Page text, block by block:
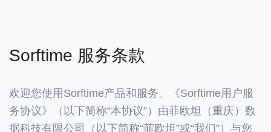
Sorftime 服务条款
欢迎您使用Sorftime产品和服务。《Sorftime用户服
务协议》（以下简称“本协议”）由菲欧坦（重庆）数
据科技有限公司（以下简称“菲欧坦”或“我们”）与您